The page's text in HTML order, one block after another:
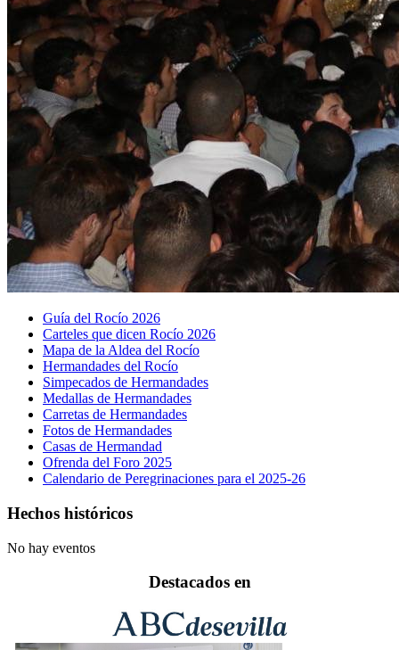
Guía del Rocío 2026
Carteles que dicen Rocío 2026
Mapa de la Aldea del Rocío
Hermandades del Rocío
Simpecados de Hermandades
Medallas de Hermandades
Carretas de Hermandades
Fotos de Hermandades
Casas de Hermandad
Ofrenda del Foro 2025
Calendario de Peregrinaciones para el 2025-26
Hechos históricos
No hay eventos
Destacados en